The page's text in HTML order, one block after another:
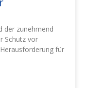
der zunehmend
Schutz vor
für